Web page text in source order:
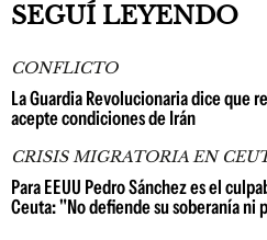
SEGUÍ LEYENDO
CONFLICTO
La Guardia Revolucionaria dice que
acepte condiciones de Irán
CRISIS MIGRATORIA EN
Para EEUU Pedro Sánchez es el
Ceuta: "No defiende su soberanía ni